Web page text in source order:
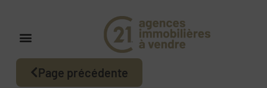
Page précédente